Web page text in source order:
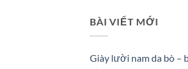
BÀI VIẾT MỚI
Giày lười nam da bò –